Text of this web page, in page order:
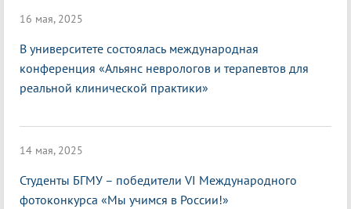
16 мая, 2025
В университете состоялась международная
конференция «Альянс неврологов и терапевтов для
реальной клинической практики»
14 мая, 2025
Студенты БГМУ – победители VI Международного
фотоконкурса «Мы учимся в России!»